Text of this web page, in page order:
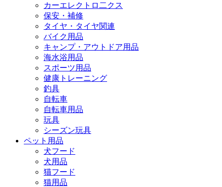
カーエレクトロ二クス
保安・補修
タイヤ・タイヤ関連
バイク用品
キャンプ・アウトドア用品
海水浴用品
スポーツ用品
健康トレーニング
釣具
自転車
自転車用品
玩具
シーズン玩具
ペット用品
犬フード
犬用品
猫フード
猫用品